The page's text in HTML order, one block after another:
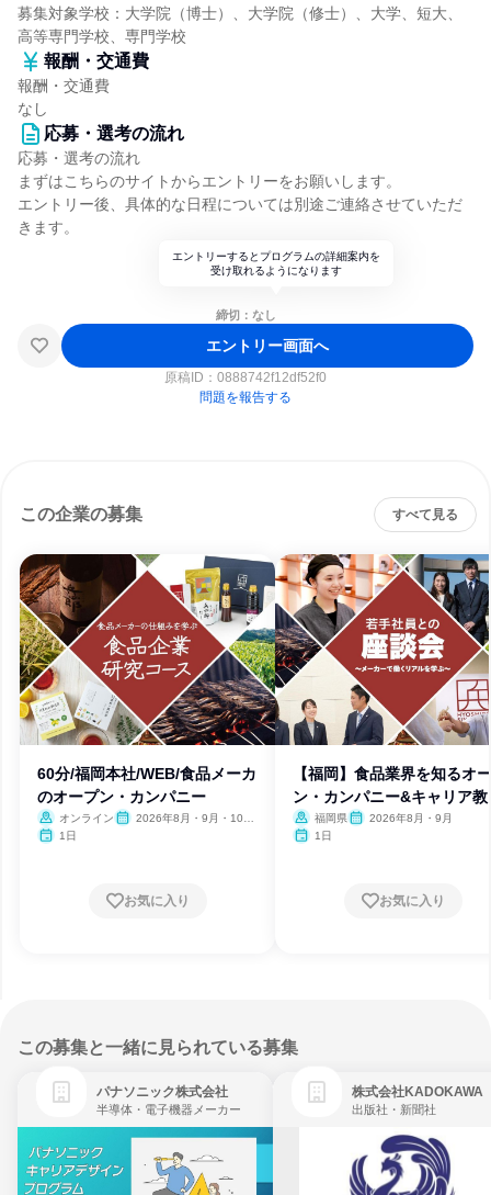
募集対象学校：大学院（博士）、大学院（修士）、大学、短大、
高等専門学校、専門学校
報酬・交通費
報酬・交通費
なし
応募・選考の流れ
応募・選考の流れ
まずはこちらのサイトからエントリーをお願いします。
エントリー後、具体的な日程については別途ご連絡させていただ
きます。
エントリーするとプログラムの詳細案内を
受け取れるようになります
締切：なし
エントリー画面へ
原稿ID： 0888742f12df52f0
問題を報告する
この企業の募集 すべて見る
60分/福岡本社/WEB/食品メーカ
のオープン・カンパニー
オンライン
2026年8月・9月・10
1日
お気に入り
【福岡】食品業界を知るオ
ン・カンパニー&キャリア教
等 福岡県
2026年8月・9月
1日
お気に入り
この募集と一緒に見られている募集
パナソニック株式会社
半導体・電子機器メーカー
株式会社KADOKAWA
出版社・新聞社